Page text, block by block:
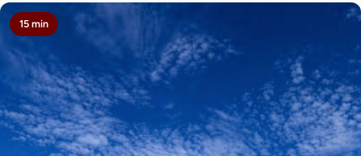
15 min